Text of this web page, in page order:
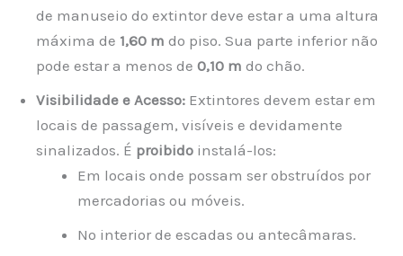
de manuseio do extintor deve estar a uma altura
máxima de 1,60 m do piso. Sua parte inferior não
pode estar a menos de 0,10 m do chão.
Visibilidade e Acesso: Extintores devem estar em
locais de passagem, visíveis e devidamente
sinalizados. É proibido instalá-los:
Em locais onde possam ser obstruídos por
mercadorias ou móveis.
No interior de escadas ou antecâmaras.